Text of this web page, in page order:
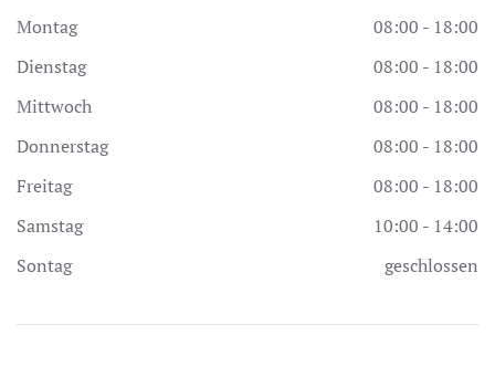
Montag
08:00 - 18:00
Dienstag
08:00 - 18:00
Mittwoch
08:00 - 18:00
Donnerstag
08:00 - 18:00
Freitag
08:00 - 18:00
Samstag
10:00 - 14:00
Sontag
geschlossen